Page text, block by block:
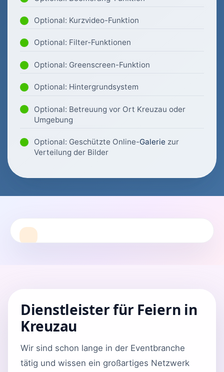
Optional: Kurzvideo-Funktion
Optional: Filter-Funktionen
Optional: Greenscreen-Funktion
Optional: Hintergrundsystem
Optional: Betreuung vor Ort Kreuzau oder
Umgebung
Optional: Geschützte Online-Galerie zur
Verteilung der Bilder
Dienstleister für Feiern in
Kreuzau
Wir sind schon lange in der Eventbranche
tätig und wissen ein großartiges Netzwerk